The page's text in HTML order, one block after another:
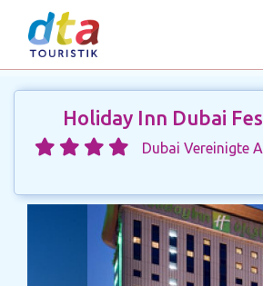
Holiday Inn Dubai
Dubai Vereinigte